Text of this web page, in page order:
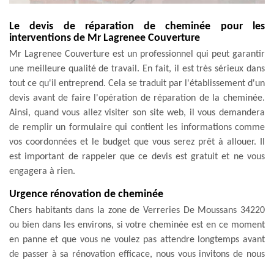
Le devis de réparation de cheminée pour les
interventions de Mr Lagrenee Couverture
Mr Lagrenee Couverture est un professionnel qui peut garantir
une meilleure qualité de travail. En fait, il est très sérieux dans
tout ce qu'il entreprend. Cela se traduit par l'établissement d'un
devis avant de faire l'opération de réparation de la cheminée.
Ainsi, quand vous allez visiter son site web, il vous demandera
de remplir un formulaire qui contient les informations comme
vos coordonnées et le budget que vous serez prêt à allouer. Il
est important de rappeler que ce devis est gratuit et ne vous
engagera à rien.
Urgence rénovation de cheminée
Chers habitants dans la zone de Verreries De Moussans 34220
ou bien dans les environs, si votre cheminée est en ce moment
en panne et que vous ne voulez pas attendre longtemps avant
de passer à sa rénovation efficace, nous vous invitons de nous